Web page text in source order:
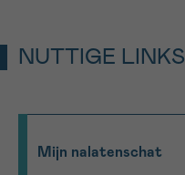
NUTTIGE LINKS
Mijn nalatenschat